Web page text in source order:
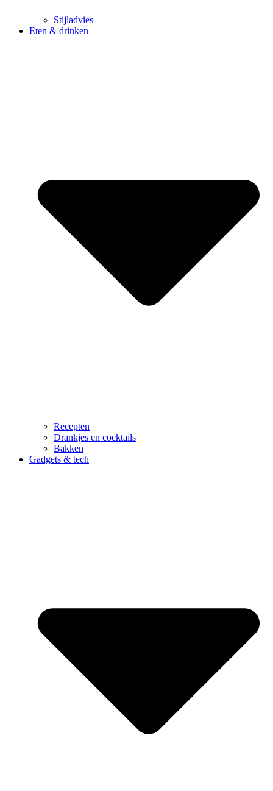
Stijladvies
Eten & drinken
Recepten
Drankjes en cocktails
Bakken
Gadgets & tech